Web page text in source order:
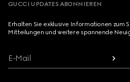
GUCCI UPDATES ABONNIEREN
Erhalten Sie exklusive Informationen zum
Mitteilungen und weitere spannende
E-Mail